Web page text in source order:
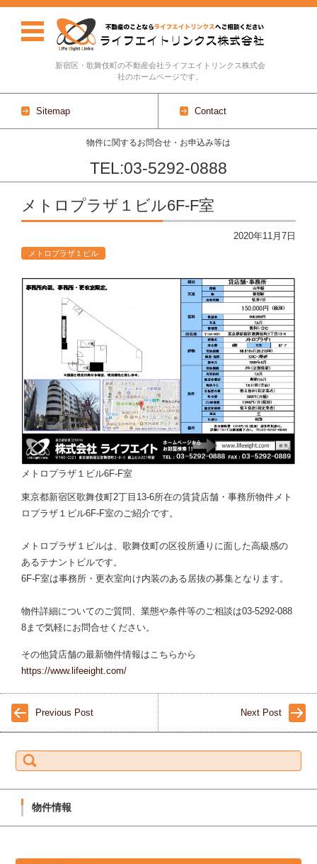
新宿区・歌舞伎町の不動産会社ライフエイトリンクス株式会
社のホームページです。
Sitemap Contact
物件に関するお問合せ・お申込み等は
TEL:03-5292-0888
Skip to content
メトロプラザ１ビル6F-F室
2020年11月7日
メトロプラザ１ビル
メトロプラザ１ビル6F-F室
東京都新宿区歌舞伎町2丁目13-6所在の賃貸店舗・事務所物件メト
ロプラザ１ビル6F-F室のご紹介です。
メトロプラザ１ビルは、歌舞伎町の区役所通りに面した高級感の
あるテナントビルです。
6F-F室は事務所・更衣室向け内装のある居抜の募集となります。
物件詳細についてのご質問、業態や条件等のご相談は03-5292-088
8まで気軽にお問合せください。
その他貸店舗の最新物件情報はこちらから
https://www.lifeeight.com/
Previous Post Next Post
e
r
h
物件情報